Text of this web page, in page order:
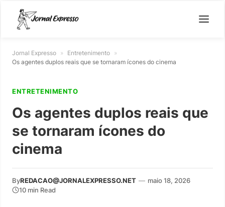
Jornal Expresso » Entretenimento »
Os agentes duplos reais que se tornaram ícones do cinema
ENTRETENIMENTO
Os agentes duplos reais que
se tornaram ícones do
cinema
ByREDACAO@JORNALEXPRESSO.NET — maio 18, 2026
10 min Read